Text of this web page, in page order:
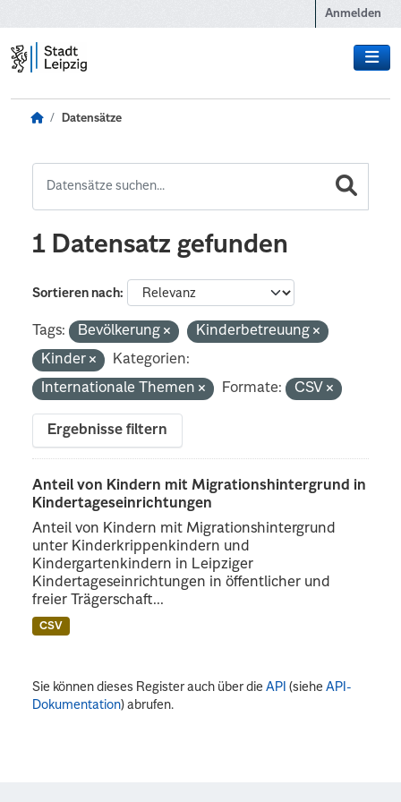
Anmelden
Datensätze
1 Datensatz gefunden
Sortieren nach
Tags: Bevölkerung
Kinderbetreuung
Kinder
Kategorien:
Internationale Themen
Formate: CSV
Ergebnisse filtern
Anteil von Kindern mit Migrationshintergrund in
Kindertageseinrichtungen
Anteil von Kindern mit Migrationshintergrund
unter Kinderkrippenkindern und
Kindergartenkindern in Leipziger
Kindertageseinrichtungen in öffentlicher und
freier Trägerschaft...
CSV
Sie können dieses Register auch über dieAPI (sieheAPI-
Dokumentation) abrufen.